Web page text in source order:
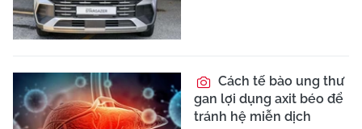
Cách tế bào ung thư
gan lợi dụng axit béo để
tránh hệ miễn dịch